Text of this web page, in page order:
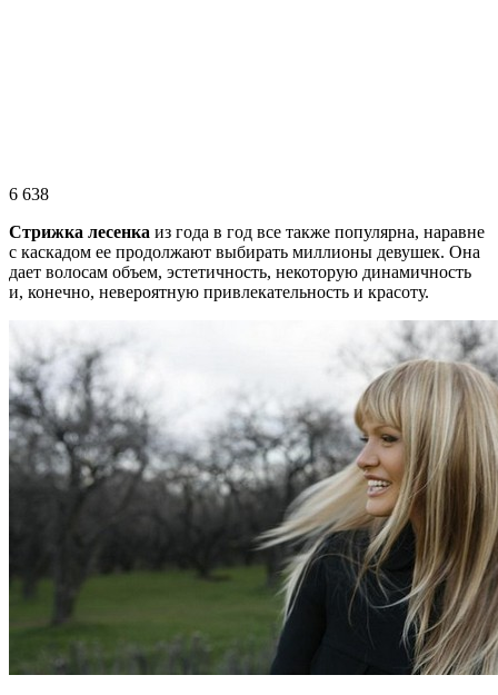
6 638
Стрижка лесенка из года в год все также популярна, наравне
с каскадом ее продолжают выбирать миллионы девушек. Она
дает волосам объем, эстетичность, некоторую динамичность
и, конечно, невероятную привлекательность и красоту.